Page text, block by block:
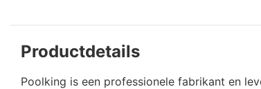
Productdetails
Poolking is een professionele fabrikant en